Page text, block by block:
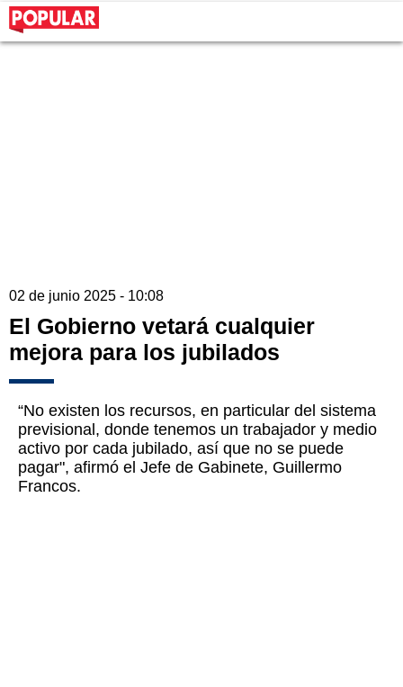
02 de junio 2025 - 10:08
El Gobierno vetará cualquier
mejora para los jubilados
“No existen los recursos, en particular del sistema
previsional, donde tenemos un trabajador y medio
activo por cada jubilado, así que no se puede
pagar", afirmó el Jefe de Gabinete, Guillermo
Francos.